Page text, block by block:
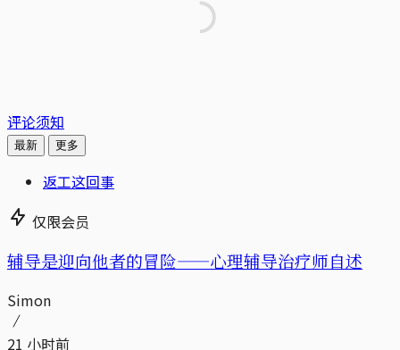
评论须知
最新 更多
返工这回事
仅限会员
辅导是迎向他者的冒险——心理辅导治疗师自述
Simon
21 小时前